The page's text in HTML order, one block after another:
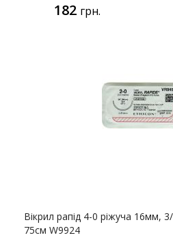
182 грн.
Вікрил рапід 4-0 ріжуча 16мм,
75см W9924